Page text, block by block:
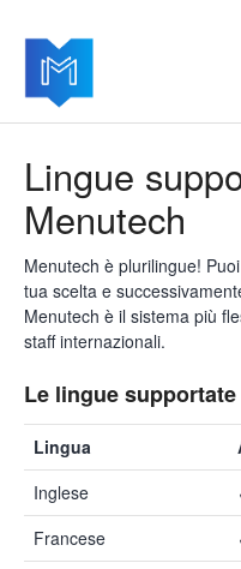
Lingue
Menutech
Menutech è plurilingue!
tua scelta e
Menutech è il sistema più
staff internazionali.
Le lingue
Lingua
Inglese
Francese